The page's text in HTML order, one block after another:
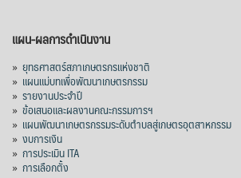
แผน-ผลการดำเนินงาน
» ยุทธศาสตร์สภาเกษตรกรแห่งชาติ
» แผนแม่บทเพื่อพัฒนาเกษตรกรรม
» รายงานประจำปี
» ข้อเสนอและผลงานคณะกรรมการฯ
» แผนพัฒนาเกษตรกรรมระดับตำบลสู่เกษตรอุตสาหกรรม
» งบการเงิน
» การประเมิน ITA
» การเลือกตั้ง